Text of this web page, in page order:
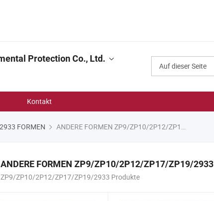
Auf dieser Seite
Protection Co., Ltd.
Kontakt
FORMEN ANDERE FORMEN ZP9/ZP10/2P12/ZP17/ZP19/2933
ANDERE FORMEN ZP9/ZP10/2P12/ZP17/ZP19/2933
ZP9/ZP10/2P12/ZP17/ZP19/2933 Produkte